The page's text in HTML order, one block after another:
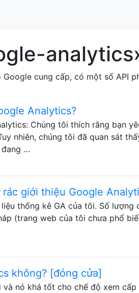
cung cấp, có một số API
Analytics?
Chúng tôi thích rằng bạn
nhiên, chúng tôi đã quan sát
đang …
giới thiệu Google
thống kê GA của tôi. Số lượng
(trang web của tôi chưa phổ
không? [đóng cửa]
nó khá tốt cho chế độ xem cấp